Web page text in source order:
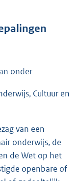
onder
Cultuur en
van een
onderwijs, de
de Wet op het
openbare of